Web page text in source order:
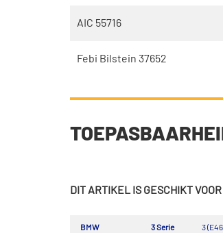
AIC 55716
Febi Bilstein 37652
DIT ARTIKEL IS GESCHIKT
BMW 3 Serie 3